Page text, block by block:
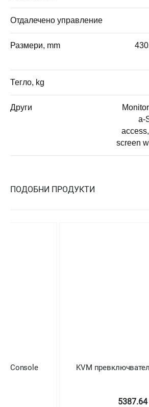
Отдалечено управление
Размери, mm
Тегло, kg
Други
a-
screen
ПОДОБНИ ПРОДУКТИ
KVM превключвател HPE 0x2x16
5387.64 € / 10537.31